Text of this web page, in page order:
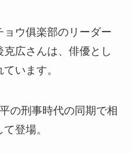
ウ俱楽部のリーダー
広さんは、俳優とし
います。
の刑事時代の同期で相
登場。